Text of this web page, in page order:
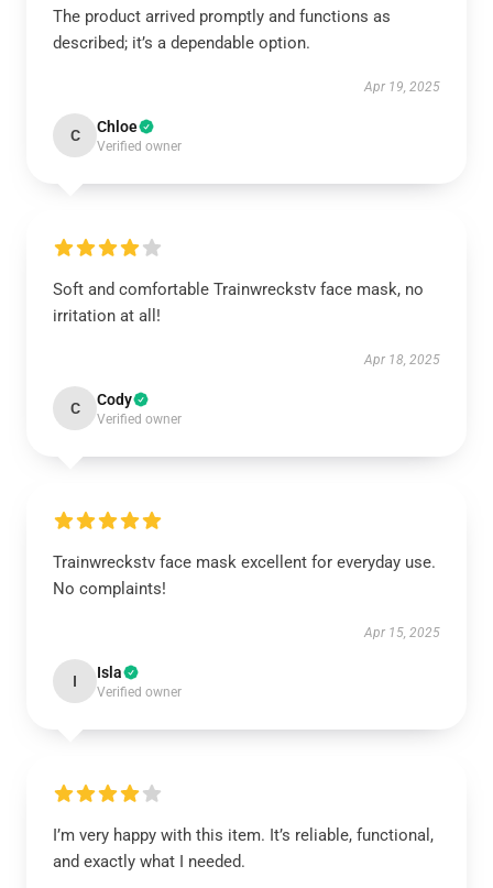
The product arrived promptly and functions as
described; it’s a dependable option.
Apr 19, 2025
C Chloe
Verified owner
Soft and comfortable Trainwreckstv face mask, no
irritation at all!
Apr 18, 2025
C Cody
Verified owner
Trainwreckstv face mask excellent for everyday use.
No complaints!
Apr 15, 2025
I Isla
Verified owner
I’m very happy with this item. It’s reliable, functional,
and exactly what I needed.